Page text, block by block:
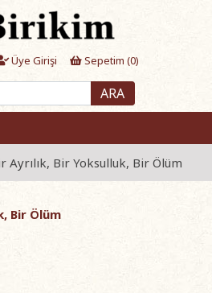
Üye Girişi Sepetim (0)
ARA
Ayrılık, Bir Yoksulluk, Bir Ölüm
Bir Ölüm